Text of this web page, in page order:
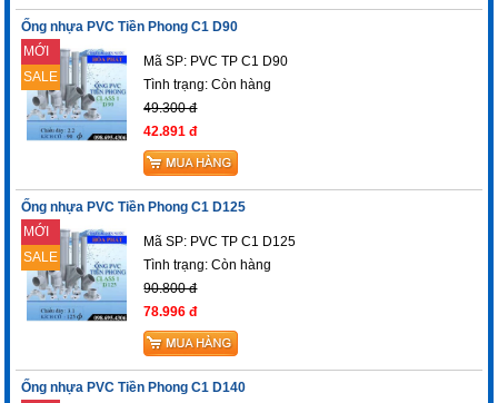
Ống nhựa PVC Tiền Phong C1 D90
MỚI
SALE
Mã SP: PVC TP C1 D90
Tình trạng:Còn hàng
49.300 đ
42.891 đ
Ống nhựa PVC Tiền Phong C1 D125
MỚI
SALE
Mã SP: PVC TP C1 D125
Tình trạng:Còn hàng
90.800 đ
78.996 đ
Ống nhựa PVC Tiền Phong C1 D140